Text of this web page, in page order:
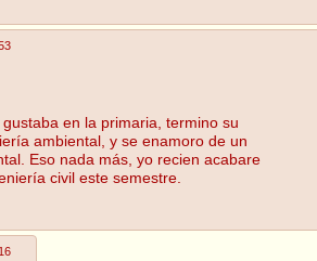
en la primaria, termino su
ambiental, y se enamoro de un
Eso nada más, yo recien acabare
civil este semestre.